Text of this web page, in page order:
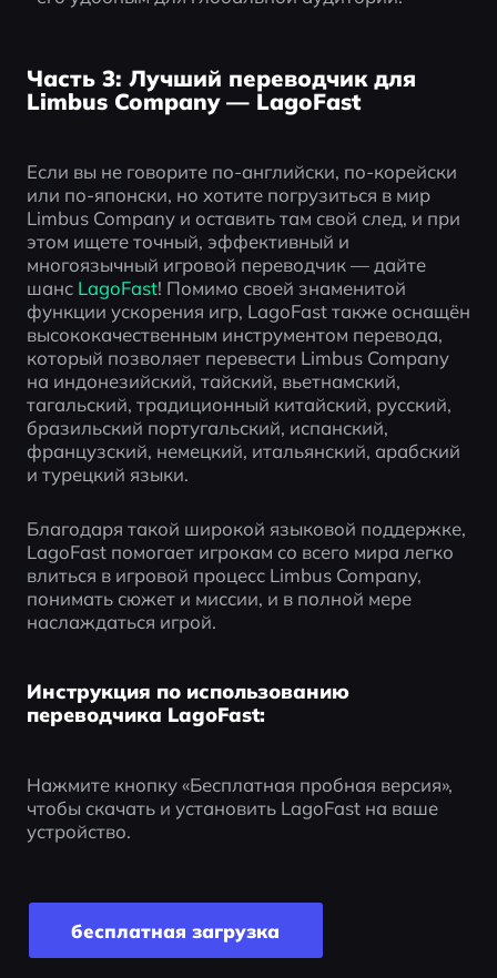
Часть 3: Лучший переводчик для
Limbus Company — LagoFast
Если вы не говорите по-английски, по-корейски
или по-японски, но хотите погрузиться в мир
Limbus Company и оставить там свой след, и при
этом ищете точный, эффективный и
многоязычный игровой переводчик — дайте
шанс LagoFast! Помимо своей знаменитой
функции ускорения игр, LagoFast также оснащён
высококачественным инструментом перевода,
который позволяет перевести Limbus Company
на индонезийский, тайский, вьетнамский,
тагальский, традиционный китайский, русский,
бразильский португальский, испанский,
французский, немецкий, итальянский, арабский
и турецкий языки.
Благодаря такой широкой языковой поддержке,
LagoFast помогает игрокам со всего мира легко
влиться в игровой процесс Limbus Company,
понимать сюжет и миссии, и в полной мере
наслаждаться игрой.
Инструкция по использованию
переводчика LagoFast:
Нажмите кнопку «Бесплатная пробная версия»,
чтобы скачать и установить LagoFast на ваше
устройство.
бесплатная загрузка